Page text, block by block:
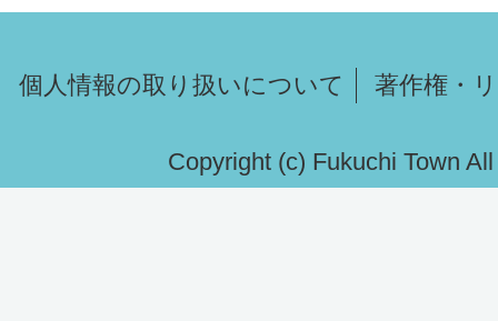
個人情報の取り扱いについて 著作権・
Copyright (c) Fukuchi Town